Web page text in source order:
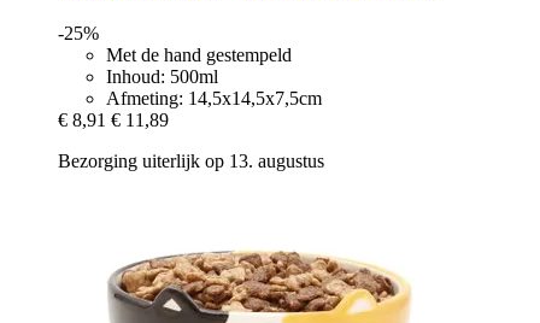
-25%
Met de hand gestempeld
Inhoud: 500ml
Afmeting: 14,5x14,5x7,5cm
€ 8,91 € 11,89
Bezorging uiterlijk op 13. augustus